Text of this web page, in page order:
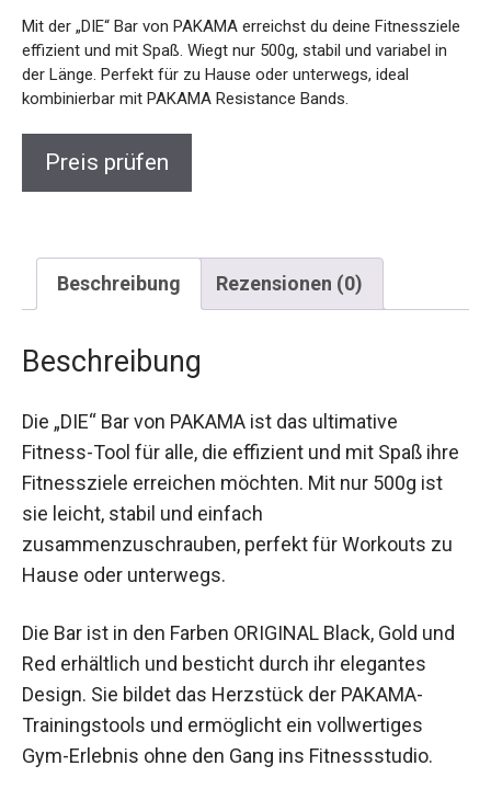
Mit der „DIE“ Bar von PAKAMA erreichst du deine Fitnessziele
effizient und mit Spaß. Wiegt nur 500g, stabil und variabel in
der Länge. Perfekt für zu Hause oder unterwegs, ideal
kombinierbar mit PAKAMA Resistance Bands.
Preis prüfen
Beschreibung Rezensionen (0)
Beschreibung
Die „DIE“ Bar von PAKAMA ist das ultimative
Fitness-Tool für alle, die effizient und mit Spaß ihre
Fitnessziele erreichen möchten. Mit nur 500g ist
sie leicht, stabil und einfach
zusammenzuschrauben, perfekt für Workouts zu
Hause oder unterwegs.
Die Bar ist in den Farben ORIGINAL Black, Gold und
Red erhältlich und besticht durch ihr elegantes
Design. Sie bildet das Herzstück der PAKAMA-
Trainingstools und ermöglicht ein vollwertiges
Gym-Erlebnis ohne den Gang ins Fitnessstudio.